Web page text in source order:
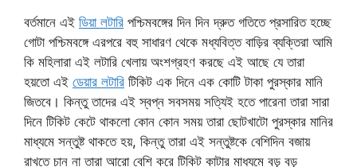
বর্তমানে এই ডিয়া লটারি পশ্চিমবঙ্গের দিন দিন দ্রুত গতিতে প্রসারিত হচ্ছে
গোটা পশ্চিমবঙ্গে এরপরে বহু সাধারণ থেকে মধ্যবিত্ত বাড়ির ব্যক্তিরা আমি
কি মহিলারা এই লটারি খেলায় অংশগ্রহণ করছে এই আছে যে তারা
হয়তো এই ডেয়ার লটারি টিকিট এক দিনে এক কোটি টাকা পুরস্কার মানি
জিতবে। কিন্তু তাদের এই স্বপ্ন সবসময় সত্যিই হতে পারেনা তারা সারা
দিনে টিকিট কেটে থাকলো কোন কোন সময় তারা ছোটখাটো পুরস্কার মানির
মাধ্যমে সন্তুষ্ট থাকতে হয়, কিন্তু তারা এই সন্তুষ্টকে বেশিদিন বজায়
রাখতে চান না তারা আরো বেশি করে টিকিট কাটার মাধ্যমে বড় বড়